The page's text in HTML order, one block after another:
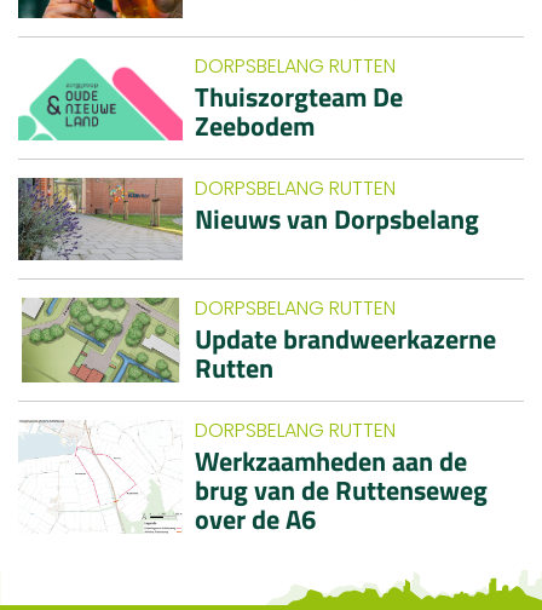
DORPSBELANG RUTTEN
Thuiszorgteam De
Zeebodem
DORPSBELANG RUTTEN
Nieuws van Dorpsbelang
DORPSBELANG RUTTEN
Update brandweerkazerne
Rutten
DORPSBELANG RUTTEN
Werkzaamheden aan de
brug van de Ruttenseweg
over de A6